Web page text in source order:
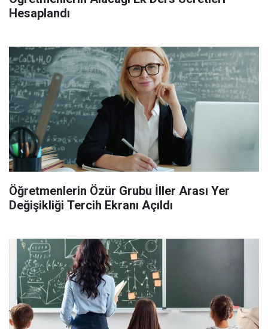
Hesaplandı
Öğretmenlerin Özür Grubu İller Arası Yer
Değişikliği Tercih Ekranı Açıldı